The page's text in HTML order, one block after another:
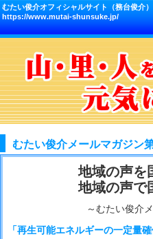
むたい俊介オフィシャルサイト（務台俊介）
https://www.mutai-shunsuke.jp/
むたい俊介メールマガジン
地域の声を
地域の声で
～むたい俊介
「再生可能エネルギーの一定量確